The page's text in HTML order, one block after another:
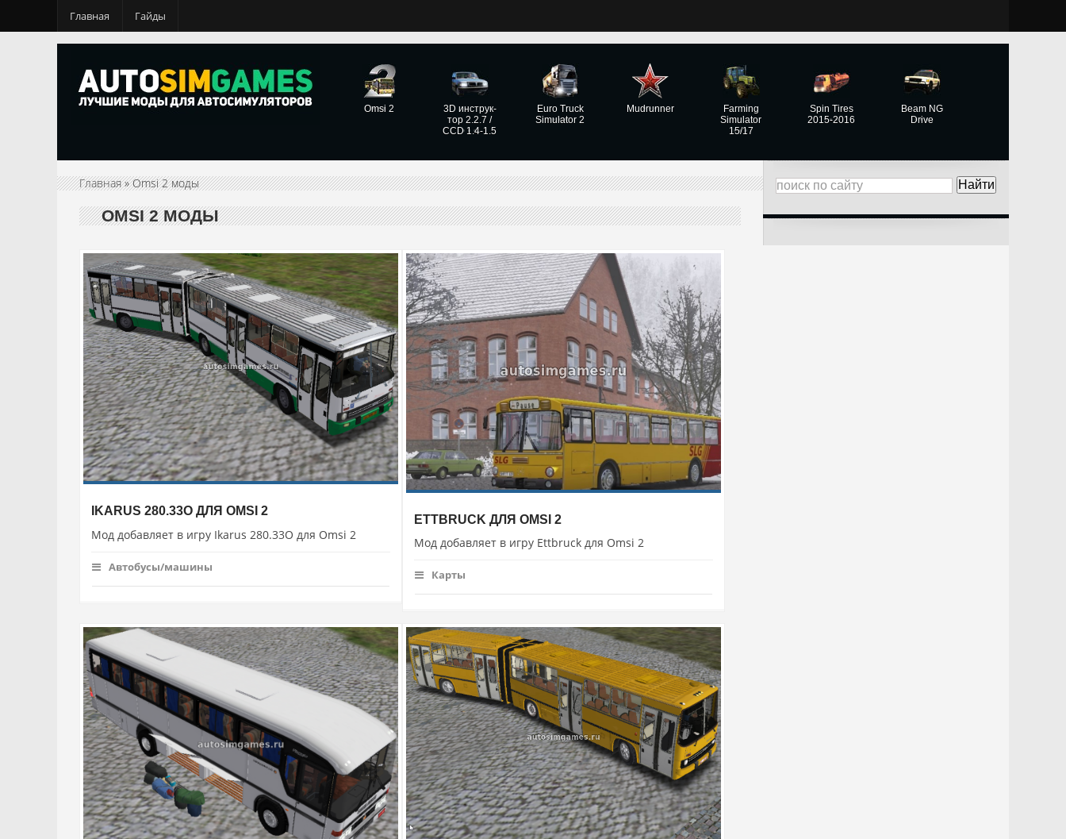
Главная Гайды
Omsi 2
3D инструк­
тор 2.2.7 /
CCD 1.4-1.5
Euro Truck
Simulator 2
Mudrunner
Farming
Simulator
15/17
Spin Tires
2015-2016
Beam NG
Drive
Главная» Omsi 2 моды
OMSI 2 МОДЫ
IKARUS 280.33O ДЛЯ OMSI 2
Мод добавляет в игру Ikarus 280.33O для Omsi 2
Автобусы/машины
ETTBRUCK ДЛЯ OMSI 2
Мод добавляет в игру Ettbruck для Omsi 2
Карты